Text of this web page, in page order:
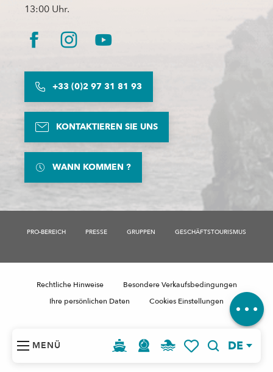
MENÜ DE
Kommentare
13:00 Uhr.
+33 (0)2 97 31 81 93
KONTAKTIEREN SIE UNS
WANN KOMMEN ?
PRO-BEREICH PRESSE GRUPPEN GESCHÄFTSTOURISMUS
Rechtliche Hinweise
Besondere Verkaufsbedingungen
Ihre persönlichen Daten
Cookies Einstellungen